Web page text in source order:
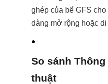
ghép của bể GFS cho
dàng mở rộng hoặc
●
So sánh
thuật